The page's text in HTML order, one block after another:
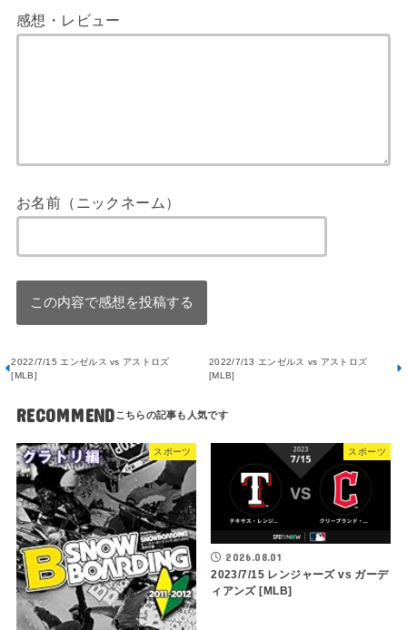
感想・レビュー
お名前（ニックネーム）
2022/7/15 エンゼルス vs アストロズ
[MLB]
2022/7/13 エンゼルス vs アストロズ
[MLB]
RECOMMEND
スポーツ スポーツ
2026.08.01
2023/7/15 レンジャーズ vs ガーデ
ィアンズ [MLB]